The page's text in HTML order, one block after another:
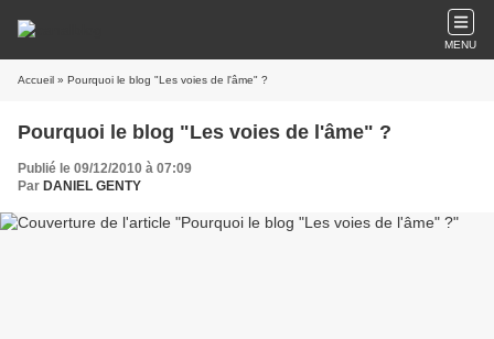
MENU
Accueil » Pourquoi le blog "Les voies de l'âme" ?
Pourquoi le blog "Les voies de l'âme" ?
Publié le 09/12/2010 à 07:09
Par DANIEL GENTY